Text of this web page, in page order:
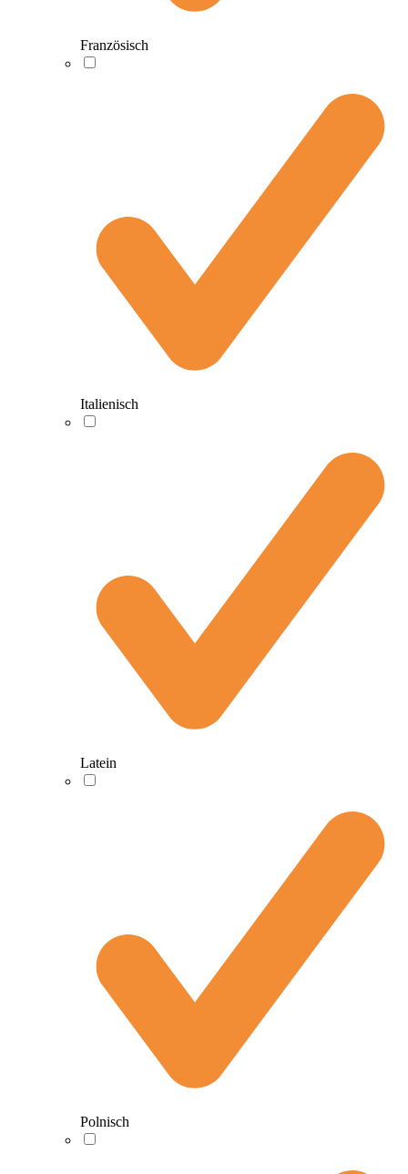
Französisch
Italienisch
Latein
Polnisch